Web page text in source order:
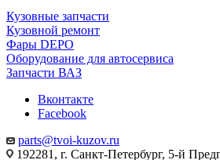
Кузовные запчасти
Кузовной ремонт
Фары DEPO
Оборудование для автосервиса
Запчасти ВАЗ
Вконтакте
Facebook
parts@tvoi-kuzov.ru
192281, г. Санкт-Петербург, 5-й